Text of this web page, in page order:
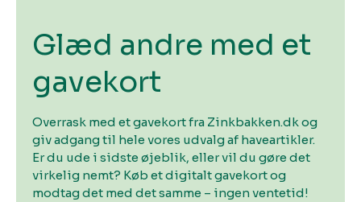
Glæd andre med et
gavekort
Overrask med et gavekort fra Zinkbakken.dk og
giv adgang til hele vores udvalg af haveartikler.
Er du ude i sidste øjeblik, eller vil du gøre det
virkelig nemt? Køb et digitalt gavekort og
modtag det med det samme – ingen ventetid!